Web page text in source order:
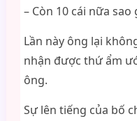
– Còn 10 cái nữa
Lần này ông lại
nhận được thứ ẩm
ông.
Sự lên tiếng của bố